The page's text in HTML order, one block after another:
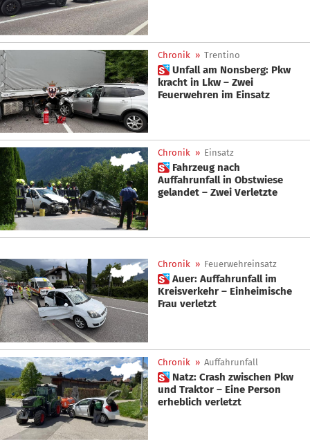
Chronik » Trentino
 Unfall am Nonsberg: Pkw
kracht in Lkw – Zwei
Feuerwehren im Einsatz
Chronik » Einsatz
 Fahrzeug nach
Auffahrunfall in Obstwiese
gelandet – Zwei Verletzte
Chronik » Feuerwehreinsatz
 Auer: Auffahrunfall im
Kreisverkehr – Einheimische
Frau verletzt
Chronik » Auffahrunfall
 Natz: Crash zwischen Pkw
und Traktor – Eine Person
erheblich verletzt